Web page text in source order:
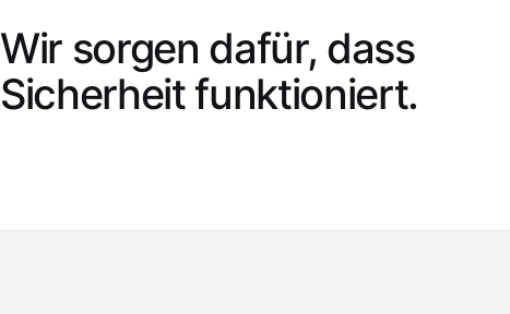
Wir sorgen dafür, dass
Sicherheit funktioniert.